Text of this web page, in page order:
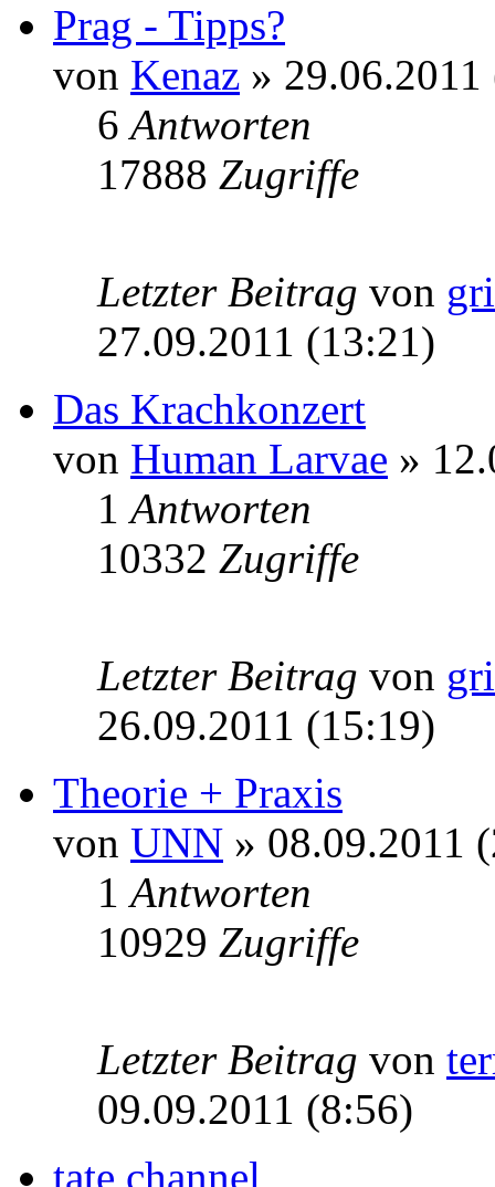
Prag - Tipps?
von Kenaz »
6Antworten
17888 Zugriffe
Letzter Beitrag von
27.09.2011 (13:21)
Das Krachkonzert
von Human Larvae »
1Antworten
10332 Zugriffe
Letzter Beitrag von
26.09.2011 (15:19)
Theorie + Praxis
von UNN » 08.09.2011
1Antworten
10929 Zugriffe
Letzter Beitrag von
09.09.2011 (8:56)
tate channel